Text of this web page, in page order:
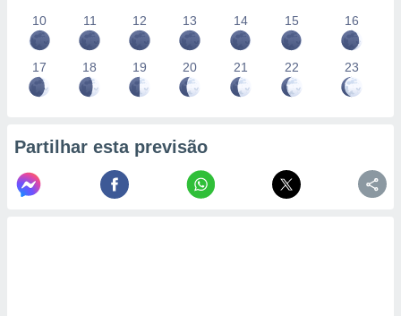
10
11 12 13 14 15 16
17 18 19 20 21 22 23
Partilhar esta previsão